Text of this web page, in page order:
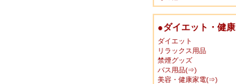
●ダイエット・健康
ダイエット
リラックス用品
禁煙グッズ
バス用品(⇒)
美容・健康家電(⇒)